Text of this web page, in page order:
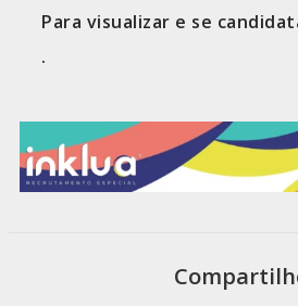
Para visualizar e se
.